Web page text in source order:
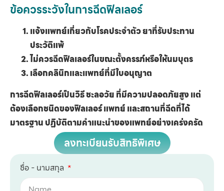
ข้อควรระวังในการฉีดฟิลเลอร์
แจ้งแพทย์เกี่ยวกับโรคประจำตัว ยาที่รับประทาน
ประวัติแพ้
ไม่ควรฉีดฟิลเลอร์ในขณะตั้งครรภ์หรือให้นมบุตร
เลือกคลินิกและแพทย์ที่มีใบอนุญาต
การฉีดฟิลเลอร์เป็นวิธี ชะลอวัย ที่มีความปลอดภัยสูง แต่
ต้องเลือกชนิดของฟิลเลอร์ แพทย์ และสถานที่ฉีดที่ได้
มาตรฐาน ปฏิบัติตามคำแนะนำของแพทย์อย่างเคร่งครัด
ลงทะเบียนรับสิทธิพิเศษ
ชื่อ - นามสกุล